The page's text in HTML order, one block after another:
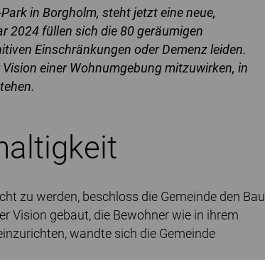
in Borgholm, steht jetzt eine neue,
2024 füllen sich die 80 geräumigen
Einschränkungen oder Demenz leiden.
einer Wohnumgebung mitzuwirken, in
zu werden, beschloss die Gemeinde den Bau
Vision gebaut, die Bewohner wie in ihrem
wandte sich die Gemeinde